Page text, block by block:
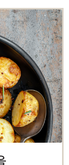
하고,
면
니다.